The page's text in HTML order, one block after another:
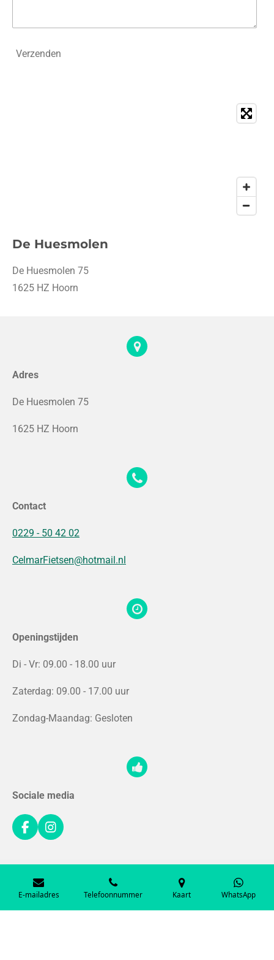
Verzenden
De Huesmolen
De Huesmolen 75
1625 HZ Hoorn
Adres
De Huesmolen 75
1625 HZ Hoorn
Contact
0229 - 50 42 02
CelmarFietsen@hotmail.nl
Openingstijden
Di - Vr: 09.00 - 18.00 uur
Zaterdag: 09.00 - 17.00 uur
Zondag-Maandag: Gesloten
Sociale media
F
a
e
k
I
n
t
a
© 2025 - 2026 Celmar Fietsen
E-mailadres Telefoonnummer Kaart WhatsApp